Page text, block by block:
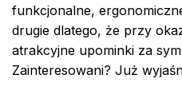
funkcjonalne,
drugie dlatego, że przy
atrakcyjne upominki za
Zainteresowani? Już